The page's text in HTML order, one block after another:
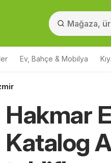
Ev, Bahçe & Mobilya
Hakmar
Katalog